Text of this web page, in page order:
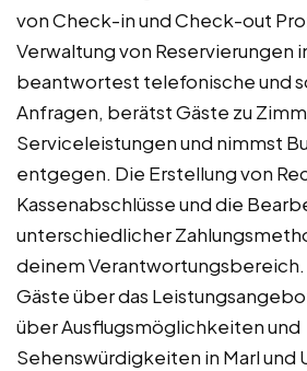
von Check-in und Check-out
Verwaltung von Reservierungen
beantwortest telefonische und
Anfragen, berätst Gäste zu
Serviceleistungen und nimmst
entgegen. Die Erstellung von
Kassenabschlüsse und die
unterschiedlicher
deinem
Gäste über das
über Ausflugsmöglichkeiten und
Sehenswürdigkeiten in Marl und